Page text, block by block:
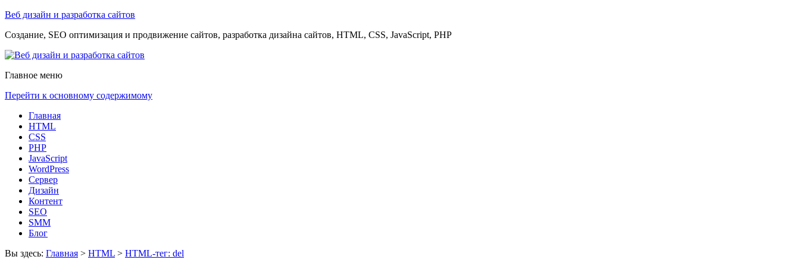
Веб дизайн и разработка сайтов
Создание, SEO оптимизация и продвижение сайтов, разработка дизайна сайтов, HTML, CSS, JavaScript, PHP
Главное меню
Перейти к основному содержимому
Главная
HTML
CSS
PHP
JavaScript
WordPress
Сервер
Дизайн
Контент
SEO
SMM
Блог
Вы здесь: Главная > HTML > HTML-тег: del